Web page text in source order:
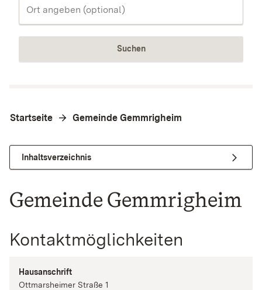
Suchen
Startseite Gemeinde Gemmrigheim
Inhaltsverzeichnis
Gemeinde Gemmrigheim
Kontaktmöglichkeiten
Hausanschrift
Ottmarsheimer Straße 1